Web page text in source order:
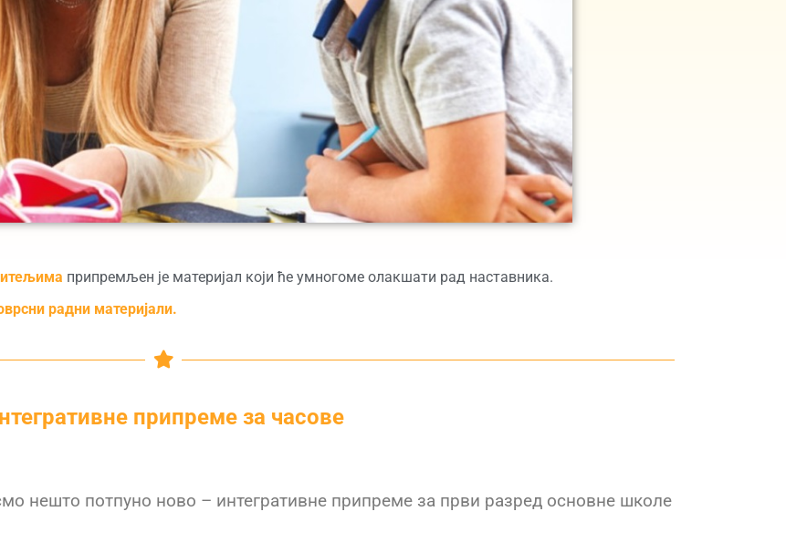
припремљен је материјал који ће умногоме олакшати рад наставника.
радни материјали.
припреме за часове
нешто потпуно ново – интегративне припреме за први разред основне школе